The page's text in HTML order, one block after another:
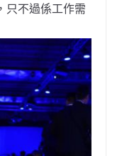
只不過係工作需